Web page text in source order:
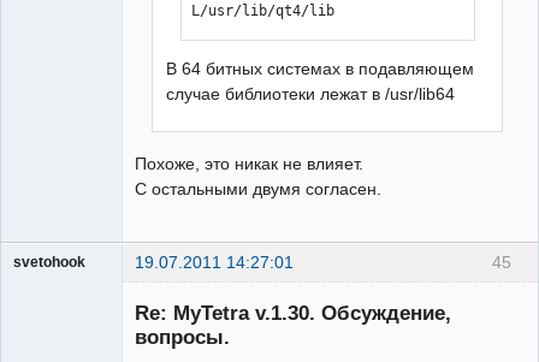
L/usr/lib/qt4/lib
В 64 битных системах в подавляющем
случае библиотеки лежат в /usr/lib64
Похоже, это никак не влияет.
С остальными двумя согласен.
45
svetohook 19.07.2011 14:27:01
Re: MyTetra v.1.30. Обсуждение,
вопросы.